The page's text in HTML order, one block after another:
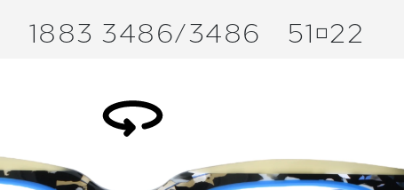
1883 3486/3486 5122